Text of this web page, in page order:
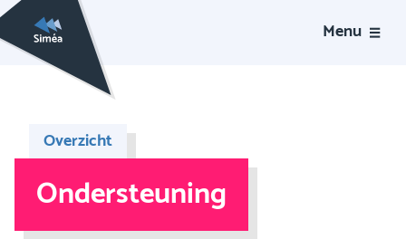
Menu
Overzicht
Ondersteuning